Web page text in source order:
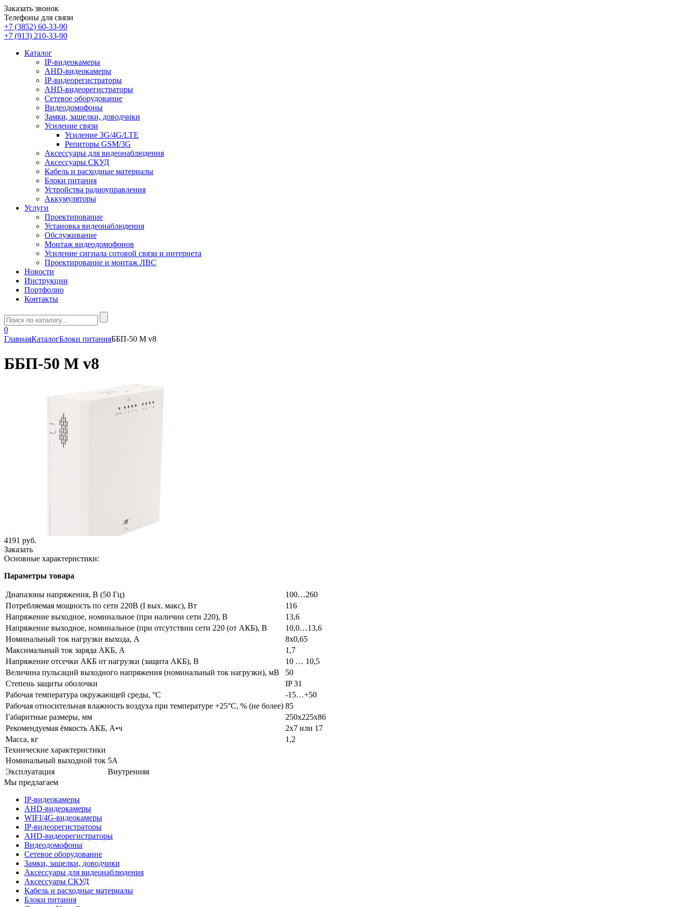
Заказать звонок
Телефоны для связи
+7 (3852) 60-33-90
+7 (913) 210-33-90
Каталог
IP-видеокамеры
AHD-видеокамеры
IP-видеорегистраторы
AHD-видеорегистраторы
Сетевое оборудование
Видеодомофоны
Замки, защелки, доводчики
Усиление связи
Усиление 3G/4G/LTE
Репиторы GSM/3G
Аксессуары для видеонаблюдения
Аксессуары СКУД
Кабель и расходные материалы
Блоки питания
Устройства радиоуправления
Аккумуляторы
Услуги
Проектирование
Установка видеонаблюдения
Обслуживание
Монтаж видеодомофонов
Усиление сигнала сотовой связи и интернета
Проектирование и монтаж ЛВС
Новости
Инструкции
Портфолио
Контакты
0
ГлавнаяКаталогБлоки питанияББП-50 М v8
ББП-50 М v8
4191 руб.
Заказать
Основные характеристики:
Параметры товара
Диапазоны напряжения, В (50 Гц)
100…260
Потребляемая мощность по сети 220В (I вых. макс), Вт
116
Напряжение выходное, номинальное (при наличии сети 220), В
13,6
Напряжение выходное, номинальное (при отсутствии сети 220 (от АКБ), В
10,0…13,6
Номинальный ток нагрузки выхода, А
8х0,65
Максимальный ток заряда АКБ, А
1,7
Напряжение отсечки АКБ от нагрузки (защита АКБ), В
10 … 10,5
Величина пульсаций выходного напряжения (номинальный ток нагрузки), мВ
50
Степень защиты оболочки
IP 31
Рабочая температура окружающей среды, °С
-15…+50
Рабочая относительная влажность воздуха при температуре +25°С, % (не более) 85
Габаритные размеры, мм
250х225х86
Рекомендуемая ёмкость АКБ, А•ч
2х7 или 17
Масса, кг
1,2
Технические характеристики
Номинальный выходной ток 5А
Эксплуатация
Внутренняя
Мы предлагаем
IP-видеокамеры
AHD-видеокамеры
WIFI/4G-видеокамеры
IP-видеорегистраторы
AHD-видеорегистраторы
Видеодомофоны
Сетевое оборудование
Замки, защелки, доводчики
Аксессуары для видеонаблюдения
Аксессуары СКУД
Кабель и расходные материалы
Блоки питания